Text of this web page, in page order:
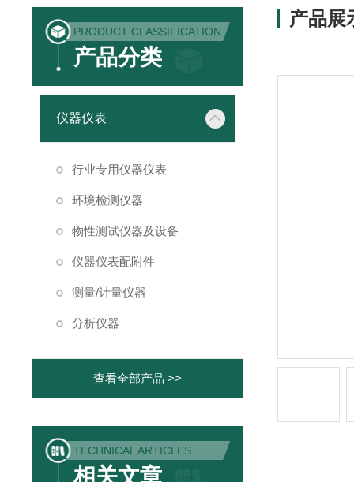
PRODUCT CLASSIFICATION
产品分类
仪器仪表
行业专用仪器仪表
环境检测仪器
物性测试仪器及设备
仪器仪表配附件
测量/计量仪器
分析仪器
查看全部产品 >>
TECHNICAL ARTICLES
相关文章
产品展